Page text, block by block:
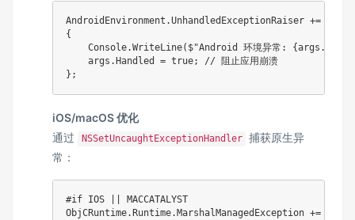
AndroidEnvironment .UnhandledExceptionRaiser +=
{
    Console
.WriteLine( $"Android 环境异常: {args .
    args
. Handled = true;
// 阻止应用崩溃
} ;
iOS/macOS 优化
通过
NSSetUncaughtExceptionHandler 捕获原生异
常：
#if IOS || MACCATALYST
ObjCRuntime. Runtime. MarshalManagedException +=